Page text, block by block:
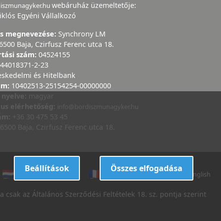
webáruház üzemeltetője:
Egyéni Vállalkozó
megnevezése: Synchrony LM
Baja, Czirfusz Ferenc utca 18.
szám: 04524155
44018371-2-23
és Hitelbank
10402513-25154254-00000000
magyar
elérhetőség:
info@bordiszmunagyker.hu
+36 30 475 53 45
6500 Baja, Czirfusz Ferenc utca 18.
dutch danish french italian english
az Általános Szerződési Feltételek 18. sz. pontja szerint
Beállítások Összes elfogadása